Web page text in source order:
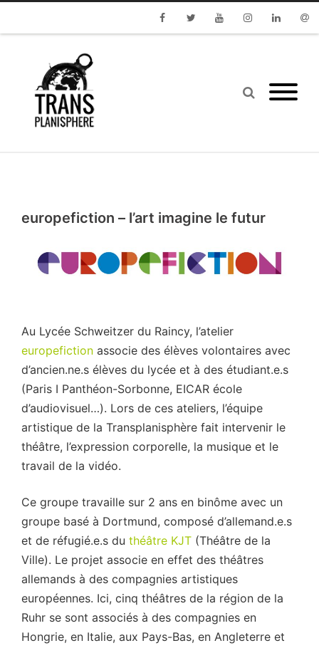
europefiction – l’art imagine le futur
Au Lycée Schweitzer du Raincy, l’atelier
europefiction associe des élèves volontaires avec
d’ancien.ne.s élèves du lycée et à des étudiant.e.s
(Paris I Panthéon-Sorbonne, EICAR école
d’audiovisuel…). Lors de ces ateliers, l’équipe
artistique de la Transplanisphère fait intervenir le
théâtre, l’expression corporelle, la musique et le
travail de la vidéo.
Ce groupe travaille sur 2 ans en binôme avec un
groupe basé à Dortmund, composé d’allemand.e.s
et de réfugié.e.s du théâtre KJT (Théâtre de la
Ville). Le projet associe en effet des théâtres
allemands à des compagnies artistiques
européennes. Ici, cinq théâtres de la région de la
Ruhr se sont associés à des compagnies en
Hongrie, en Italie, aux Pays-Bas, en Angleterre et